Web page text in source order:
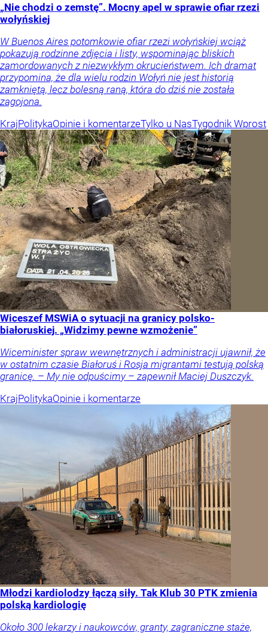
„Nie chodzi o zemstę”. Mocny apel w sprawie ofiar rzezi
wołyńskiej
W Buenos Aires potomkowie ofiar rzezi wołyńskiej wciąż
pokazują rodzinne zdjęcia i listy, wspominając bliskich
zamordowanych z niezwykłym okrucieństwem. Ich dramat
przypomina, że dla wielu rodzin Wołyń nie jest historią
zamkniętą, lecz bolesną raną, która do dziś nie została
zagojona.
KrajPolitykaOpinie i komentarzeTylko u NasTygodnik Wprost
Wiceszef MSWiA o sytuacji na granicy polsko-
białoruskiej. „Widzimy pewne wzmożenie”
Wiceminister spraw wewnętrznych i administracji ujawnił, że
w ostatnim czasie Białoruś i Rosja migrantami testują polską
granicę. – My nie odpuścimy – zapewnił Maciej Duszczyk.
KrajPolitykaOpinie i komentarze
Młodzi kardiolodzy łączą siły. Tak Klub 30 PTK zmienia
polską kardiologię
Około 300 lekarzy i naukowców, granty, zagraniczne staże,